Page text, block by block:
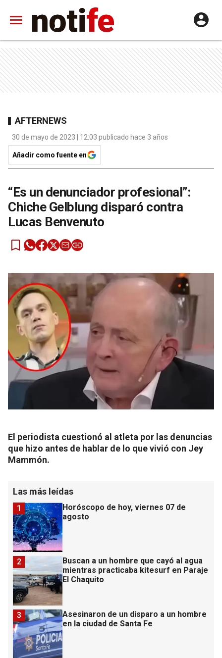
AFTERNEWS
30 de mayo de 2023 | 12:03 publicado hace 3 años
Añadir como fuente en
“Es un denunciador profesional”:
Chiche Gelblung disparó contra
Lucas Benvenuto
El periodista cuestionó al atleta por las denuncias
que hizo antes de hablar de lo que vivió con Jey
Mammón.
Las más leídas
Horóscopo de hoy, viernes 07 de
agosto
1
Buscan a un hombre que cayó al agua
mientras practicaba kitesurf en Paraje
El Chaquito
2
Asesinaron de un disparo a un hombre
en la ciudad de Santa Fe
3